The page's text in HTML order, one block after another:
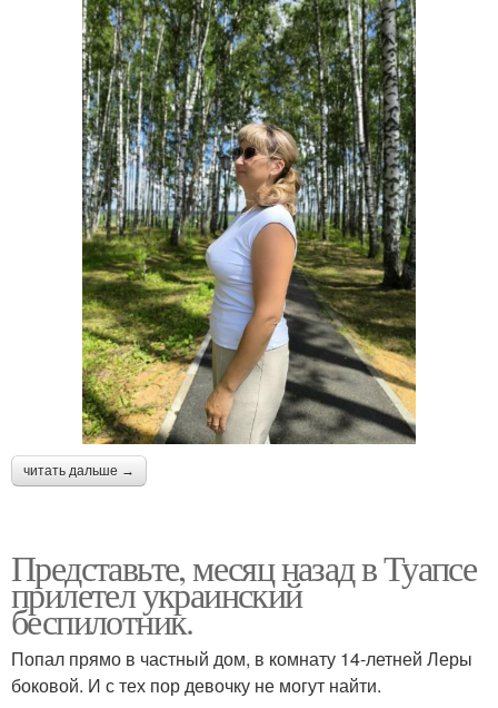
читать дальше →
Представьте, месяц назад в Туапсе
прилетел украинский
беспилотник.
Попал прямо в частный дом, в комнату 14-летней Леры
боковой. И с тех пор девочку не могут найти.